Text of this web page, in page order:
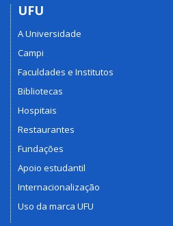
UFU
A Universidade
Campi
Faculdades e Institutos
Bibliotecas
Hospitais
Restaurantes
Fundações
Apoio estudantil
Internacionalização
Uso da marca UFU